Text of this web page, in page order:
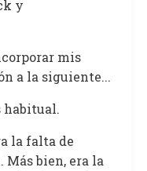
y
mis
a la siguiente...
habitual.
la falta de
bien, era la